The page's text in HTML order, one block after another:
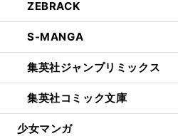
ZEBRACK
S-MANGA
集英社ジャンプリミックス
集英社コミック文庫
少女マンガ